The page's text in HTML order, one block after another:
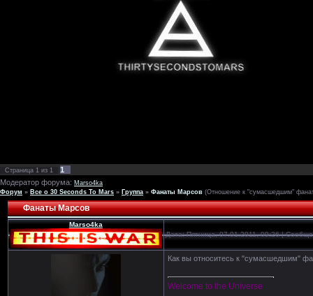
Страница 1 из 1
1
Модератор форума: Marso4ka
Форум » Все о 30 Seconds To Mars » Группа » Фанаты Марсов (Отношение к "сумасшедшим"
Фанаты Марсов
Marso4ka
Дата: Пятница, 07.01.2011, 09:26 |
Как вы относитесь к "сумасшедшим"
Welcome to the Universe